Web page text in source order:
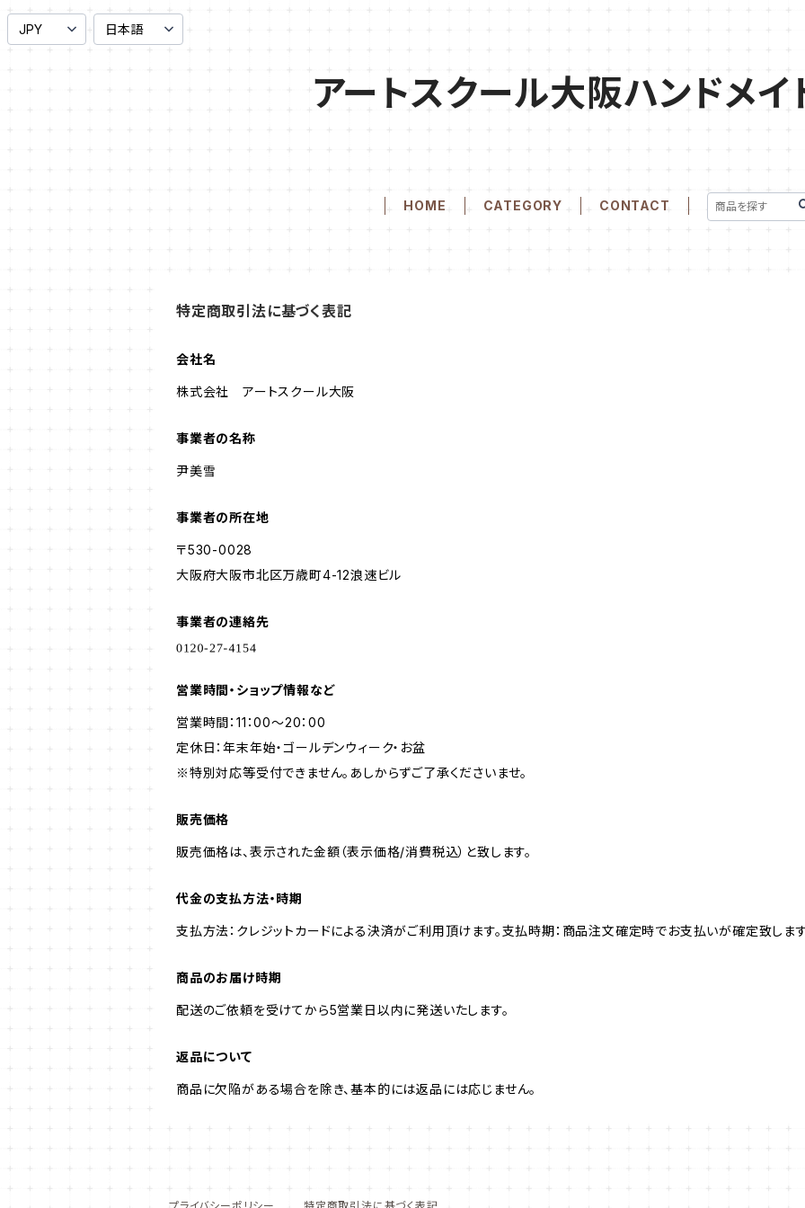
アートスクール大阪ハンドメイ
HOME CATEGORY CONTACT
特定商取引法に基づく表記
会社名
株式会社 アートスクール大阪
事業者の名称
尹美雪
事業者の所在地
〒530-0028
大阪府大阪市北区万歳町4-12浪速ビル
事業者の連絡先
営業時間・ショップ情報など
営業時間：11：00～20：00
定休日：年末年始・ゴールデンウィーク・お盆
※特別対応等受付できません。あしからずご了承くださいませ。
販売価格
販売価格は、表示された金額（表示価格/消費税込）と致します。
代金の支払方法・時期
支払方法：クレジットカードによる決済がご利用頂けます。支払時期：商品注文確定時でお支払いが確定致します
商品のお届け時期
配送のご依頼を受けてから5営業日以内に発送いたします。
返品について
商品に欠陥がある場合を除き、基本的には返品には応じません。